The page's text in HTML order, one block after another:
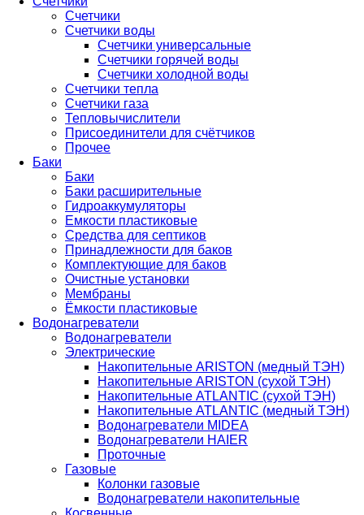
Счетчики
Счетчики воды
Счетчики универсальные
Счетчики горячей воды
Счетчики холодной воды
Счетчики тепла
Счетчики газа
Тепловычислители
Присоединители для счётчиков
Прочее
Баки
Баки
Баки расширительные
Гидроаккумуляторы
Емкости пластиковые
Средства для септиков
Принадлежности для баков
Комплектующие для баков
Очистные установки
Мембраны
Ёмкости пластиковые
Водонагреватели
Водонагреватели
Электрические
Накопительные ARISTON (медный ТЭН)
Накопительные ARISTON (сухой ТЭН)
Накопительные ATLANTIC (сухой ТЭН)
Накопительные ATLANTIC (медный ТЭН)
Водонагреватели MIDEA
Водонагреватели HAIER
Проточные
Газовые
Колонки газовые
Водонагреватели накопительные